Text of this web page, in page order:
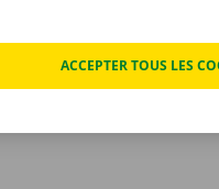
ACCEPTER TOUS LES